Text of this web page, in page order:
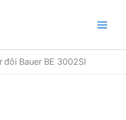
đôi Bauer BE 3002SI